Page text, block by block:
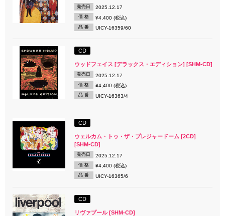
発売日 2025.12.17
価 格 ¥4,400 (税込)
品 番 UICY-16359/60
CD
ウッドフェイス [デラックス・エディション] [SHM-CD]
発売日 2025.12.17
価 格 ¥4,400 (税込)
品 番 UICY-16363/4
CD
ウェルカム・トゥ・ザ・プレジャードーム [2CD]
[SHM-CD]
発売日 2025.12.17
価 格 ¥4,400 (税込)
品 番 UICY-16365/6
CD
リヴァプール [SHM-CD]